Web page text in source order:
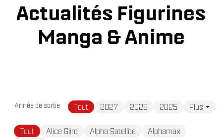
Actualités Figurines
Manga & Anime
Année de sortie Tout 2027 2026 2025 Plus
Tout Alice Glint Alpha Satellite
Alphamax